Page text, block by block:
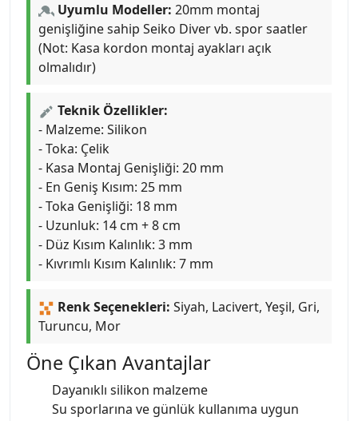
Uyumlu Modeller: 20mm montaj
genişliğine sahip Seiko Diver vb. spor saatler
(Not: Kasa kordon montaj ayakları açık
olmalıdır)
Teknik Özellikler:
- Malzeme: Silikon
- Toka: Çelik
- Kasa Montaj Genişliği: 20 mm
- En Geniş Kısım: 25 mm
- Toka Genişliği: 18 mm
- Uzunluk: 14 cm + 8 cm
- Düz Kısım Kalınlık: 3 mm
- Kıvrımlı Kısım Kalınlık: 7 mm
Renk Seçenekleri: Siyah, Lacivert, Yeşil, Gri,
Turuncu, Mor
Öne Çıkan Avantajlar
Dayanıklı silikon malzeme
Su sporlarına ve günlük kullanıma uygun